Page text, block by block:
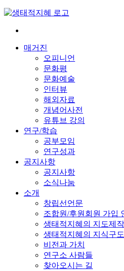
Skip
content
매거진
오피니언
문화평
문화예술
인터뷰
해외자료
개념어사전
유튜브 강의
연구/학습
공부모임
연구성과
공지사항
공지사항
소식나눔
소개
창립선언문
조합원/후원회원 가입
생태적지혜의 지도제작
생태적지혜의 지식구도
비전과 가치
연구소 사람들
찾아오시는 길